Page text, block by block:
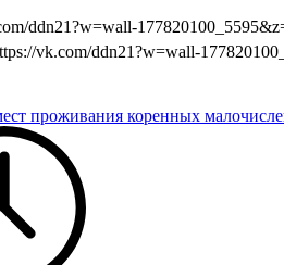
ddn21?w=wall-
vk.com/ddn21?w=wall-
проживания коренных